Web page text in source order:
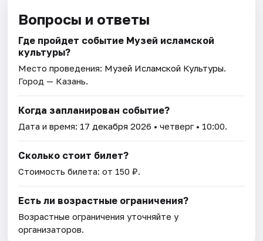
Вопросы и ответы
Где пройдет событие Музей исламской
культуры?
Место проведения: Музей Исламской Культуры.
Город — Казань.
Когда запланирован событие?
Дата и время: 17 декабря 2026 • четверг • 10:00.
Сколько стоит билет?
Стоимость билета: от 150 ₽.
Есть ли возрастные ограничения?
Возрастные ограничения уточняйте у
организаторов.